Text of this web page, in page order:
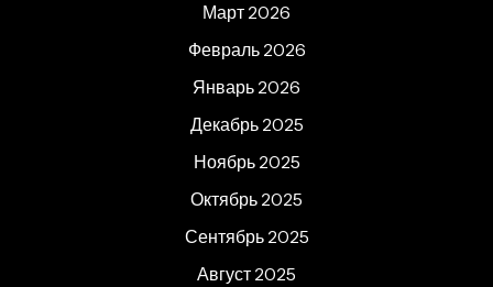
Март 2026
Февраль 2026
Январь 2026
Декабрь 2025
Ноябрь 2025
Октябрь 2025
Сентябрь 2025
Август 2025